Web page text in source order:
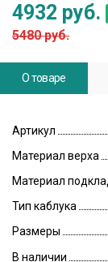
4932 руб.
5480 руб.
О товаре
Артикул
Материал верха
Материал
Тип каблука
Размеры
В наличии